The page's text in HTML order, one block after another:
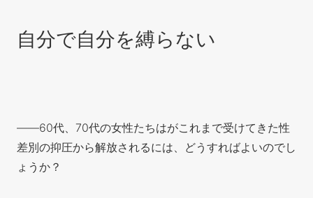
自分で自分を縛らない
――60代、70代の女性たちはがこれまで受けてきた性
差別の抑圧から解放されるには、どうすればよいのでし
ょうか？